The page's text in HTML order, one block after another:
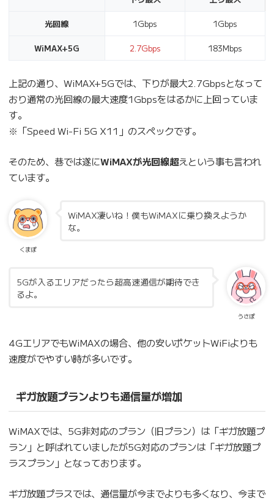
光回線 1Gbps 1Gbps
WiMAX+5G 2.7Gbps 183Mbps
上記の通り、WiMAX+5Gでは、下りが最大2.7Gbpsとなって
おり通常の光回線の最大速度1Gbpsをはるかに上回っていま
す。
※「Speed Wi-Fi 5G X11」のスペックです。
そのため、巷では遂にWiMAXが光回線超えという事も言われ
ています。
くまぽ
WiMAX凄いね！僕もWiMAXに乗り換えようか
な。
うさぽ
5Gが入るエリアだったら超高速通信が期待でき
るよ。
4GエリアでもWiMAXの場合、他の安いポケットWiFiよりも
速度がでやすい時が多いです。
ギガ放題プランよりも通信量が増加
WiMAXでは、5G非対応のプラン（旧プラン）は「ギガ放題プ
ラン」と呼ばれていましたが5G対応のプランは「ギガ放題プ
ラスプラン」となっております。
ギガ放題プラスでは、通信量が今までよりも多くなり、今まで